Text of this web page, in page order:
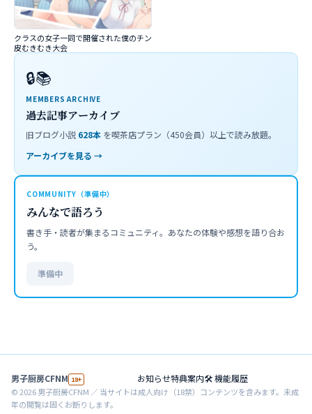
クラスの女子一同で開催された僕のチン
皮むきむき大会
🔒📚
MEMBERS ARCHIVE
過去記事アーカイブ
旧ブログ小説 628本 を喫茶店プラン（450会員）以上で読み放題。
アーカイブを見る →
COMMUNITY（準備中）
みんなで語ろう
書き手・読者が集まるコミュニティ。あなたの体験や感想を語り合お
う。
準備中
男子厨房CFNM 18+ お知らせ特典案内🛠 機能履歴
©2026男子厨房CFNM ／ 当サイトは成人向け（18禁）コンテンツを含みます。未成
年の閲覧は固くお断りします。